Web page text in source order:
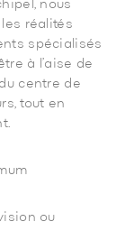
nous
réalités
spécialisés
à l’aise de
centre de
tout en
ou